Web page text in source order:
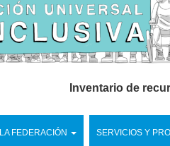
LA FEDERACIÓN SERVICIOS Y
Inventario de